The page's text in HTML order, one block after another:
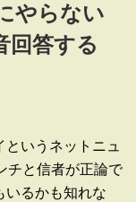
やらない
回答する
いうネットニュ
チと信者が正論で
いるかも知れな